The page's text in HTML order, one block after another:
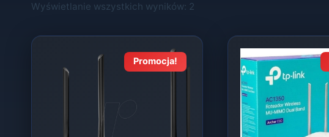
Wyświetlanie wszystkich wyników: 2
Promocja!